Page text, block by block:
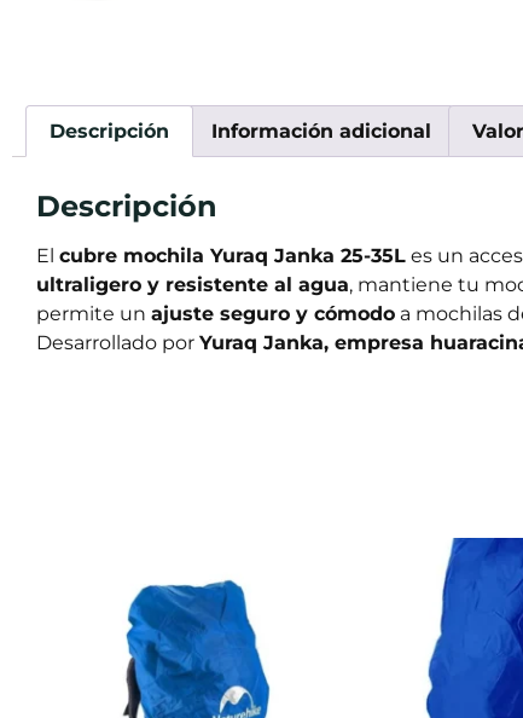
Descripción Información adicional
Descripción
El cubre mochila Yuraq Janka 25-35L es un
ultraligero y resistente al agua, mantiene tu
permite un ajuste seguro y cómodo a mochilas
Desarrollado por Yuraq Janka, empresa